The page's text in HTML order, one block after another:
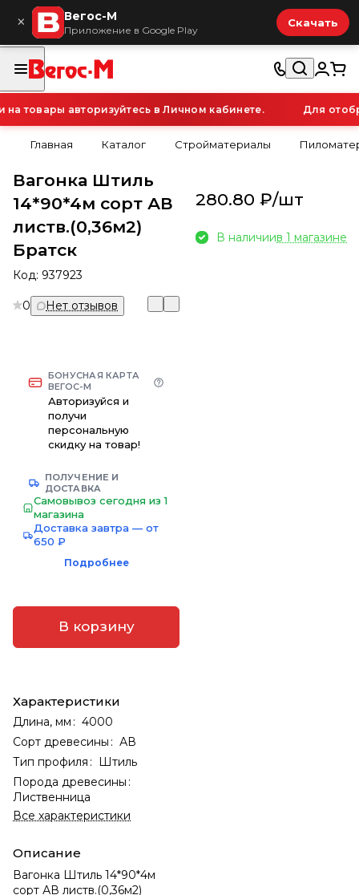
× Вегос-М
Приложение в Google Play
Скачать
товары авторизуйтесь в Личном кабинете. Для
Главная Каталог Стройматериалы
Вагонка Штиль
14*90*4м сорт АВ
листв.(0,36м2)
Братск
Код: 937923
0 Нет отзывов
БОНУСНАЯ КАРТА
ВЕГОС-М
Авторизуйся и
получи
персональную
скидку на товар!
ПОЛУЧЕНИЕ И
ДОСТАВКА
Самовывоз сегодня из 1
магазина
Доставка завтра — от
650 ₽
Подробнее
В корзину
Характеристики
Длина, мм : 4000
Сорт древесины : АВ
Тип профиля : Штиль
Порода древесины :
Лиственница
Все характеристики
Описание
Вагонка Штиль 14*90*4м
сорт АВ листв.(0,36м2)
280.80 ₽/шт
В наличиив 1 магазине